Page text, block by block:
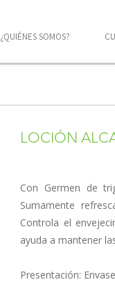
¿QUIÉNES SOMOS?
LOCIÓN
Con Germen de
Sumamente
Controla el
ayuda a mantener
Presentación: